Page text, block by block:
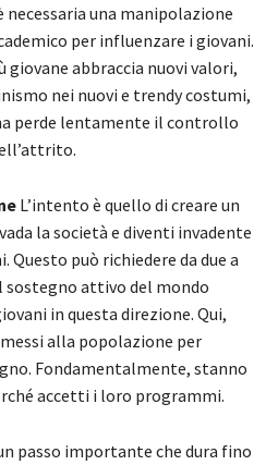
necessaria una manipolazione
per influenzare i giovani.
giovane abbraccia nuovi valori,
nei nuovi e trendy costumi,
perde lentamente il controllo
L’intento è quello di creare un
la società e diventi invadente
può richiedere da due a
sostegno attivo del mondo
in questa direzione. Qui,
alla popolazione per
Fondamentalmente, stanno
accetti i loro programmi.
passo importante che dura fino